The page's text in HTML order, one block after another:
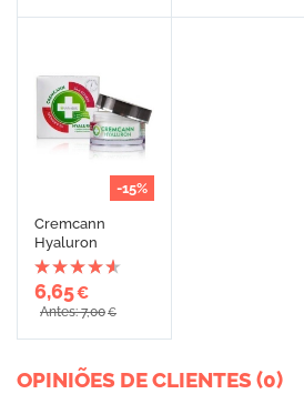
-15%
Cremcann
Hyaluron
6,65€
Antes: 7,00€
OPINIÕES DE CLIENTES (0)